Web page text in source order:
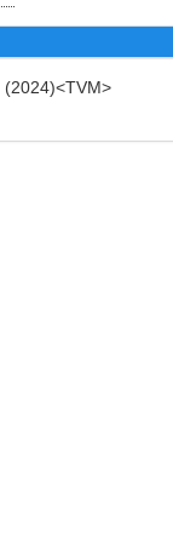
2024 TVM